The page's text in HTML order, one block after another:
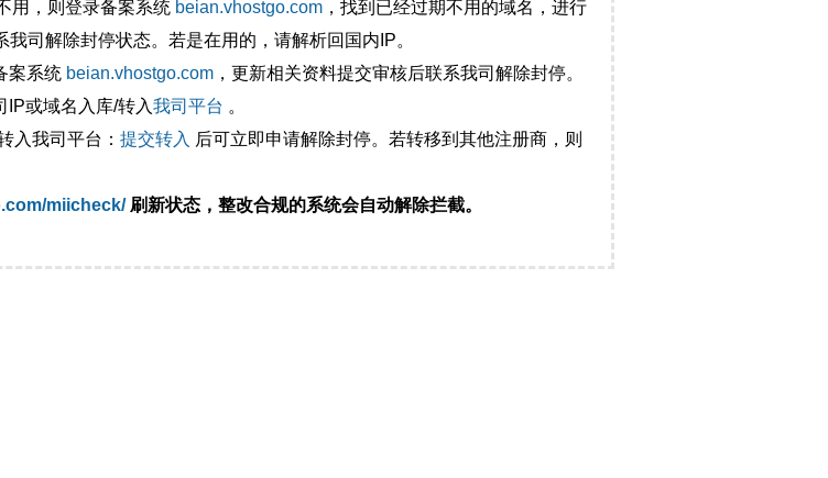
用，则登录备案系统 beian.vhostgo.com ，找到已经过期不用的域名，进行
司解除封停状态。若是在用的，请解析回国内IP。
案系统 beian.vhostgo.com ，更新相关资料提交审核后联系我司解除封停。
或域名入库/转入我司平台 。
入我司平台： 提交转入 后可立即申请解除封停。若转移到其他注册商，则
miicheck/刷新状态，整改合规的系统会自动解除拦截。